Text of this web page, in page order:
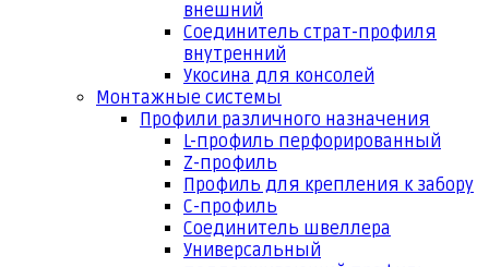
внешний
Соединитель страт-профиля
внутренний
Укосина для консолей
Монтажные системы
Профили различного назначения
L-профиль перфорированный
Z-профиль
Профиль для крепления к забору
С-профиль
Соединитель швеллера
Универсальный